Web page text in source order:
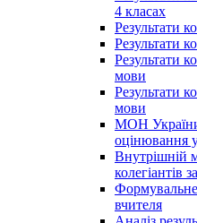
4 класах
Результати
Результати
Результати
мови
Результати
мови
МОН України
оцінювання
Внутрішній
колегіантів
вчителя